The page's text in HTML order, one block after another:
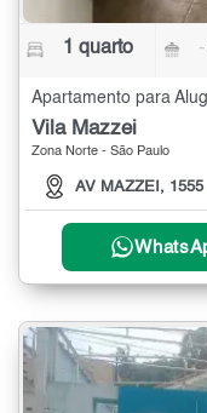
1 quarto
Apartamento para
Vila Mazzei
Zona Norte - São Paulo
AV MAZZEI, 1555